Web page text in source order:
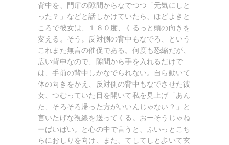
背中を、門扉の隙間からなでつつ「元気にしと
った？」などと話しかけていたら、ほどよきと
ころで彼女は、１８０度、くるっと頭の向きを
変える。そう。反対側の背中もなでろ、という
これまた無言の催促である。何度も恐縮だが、
広い背中なので、隙間から手を入れるだけで
は、手前の背中しかなでられない。自ら動いて
体の向きをかえ、反対側の背中もなでさせた彼
女、つむっていた目を開いて私を見上げ「あん
た、そろそろ帰った方がいいんじゃない？」と
言いたげな視線を送ってくる。おーそうじゃね
ーばいばい。と心の中で言うと、ふいっとこち
らにおしりを向け、また、てしてしと歩いて玄